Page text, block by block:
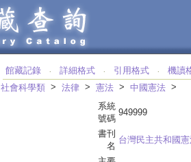
館藏記錄 ‧ 詳細格式 ‧ 引用格式 ‧
機讀
社會科學類 > 法律 > 憲法 > 中國憲法 >
系統
號碼
949999
書刊
名
台灣民主共和國